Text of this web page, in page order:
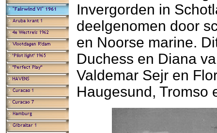
Invergorden in
deelgenomen door
en Noorse marine.
Duchess en Diana
Valdemar Sejr en
Haugesund, Tromso